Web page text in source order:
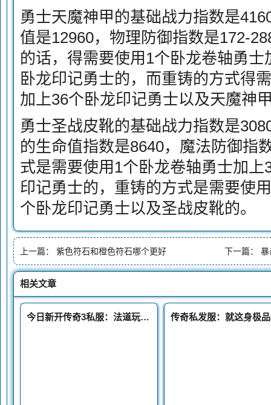
勇士天魔神甲的基础战力指数是
值是12960，物理防御指数是172-
的话，得需要使用1个卧龙卷轴勇
卧龙印记勇士的，而重铸的方式得
加上36个卧龙印记勇士以及天魔神
勇士圣战皮靴的基础战力指数是
的生命值指数是8640，魔法防御指
式是需要使用1个卧龙卷轴勇士加
印记勇士的，重铸的方式是需要使
个卧龙印记勇士以及圣战皮靴的。
上一篇： 紫色符石和橙色符石哪个更好 下一篇： 暴
相关文章
今日新开传奇3私服：法道玩家竟然喜欢同一个技能只可惜官服没有更新